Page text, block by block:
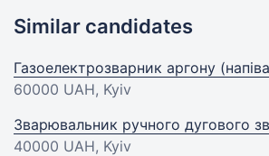
Similar candidates
Газоелектрозварник аргону
60000 UAH, Kyiv
Зварювальник ручного дугового
40000 UAH, Kyiv